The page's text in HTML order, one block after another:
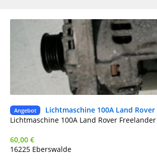
Angebot
Lichtmaschine 100A Land Rover Freelander 2.0 TD4
60,00 €
16225 Eberswalde